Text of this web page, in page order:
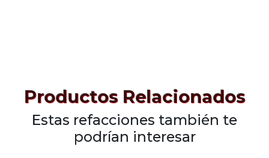
Productos Relacionados
Estas refacciones también te
podrían interesar